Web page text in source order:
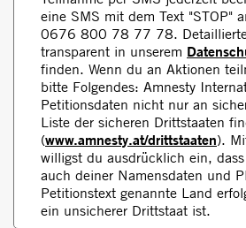
eine SMS mit dem Text "STOP"
0676 800 78 77 78.
transparent in unserem
finden. Wenn du an Aktionen
bitte Folgendes: Amnesty
Petitionsdaten nicht nur an
Liste der sicheren Drittstaaten
(www.amnesty.at/drittstaaten).
willigst du ausdrücklich ein,
auch deiner Namensdaten und
Petitionstext genannte Land
ein unsicherer Drittstaat ist.​